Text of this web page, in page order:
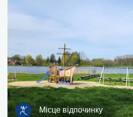
Місце відпочинку
Магазин і велосипедний
спорт і відпочинок
вода